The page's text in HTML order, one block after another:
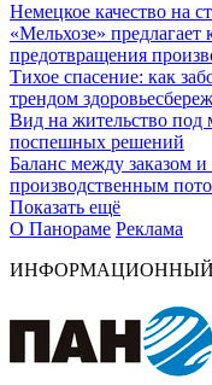
Немецкое качество на
«Мельхозе»
предотвращения
Тихое спасение: как
трендом
Вид на жительство под
поспешных решений
Баланс между заказом
производственным
Показать ещё
О Панораме Реклама
ИНФОРМАЦИОННЫЙ